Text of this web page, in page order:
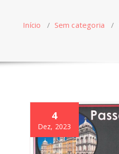
Início / Sem categoria /
4
Dez, 2023